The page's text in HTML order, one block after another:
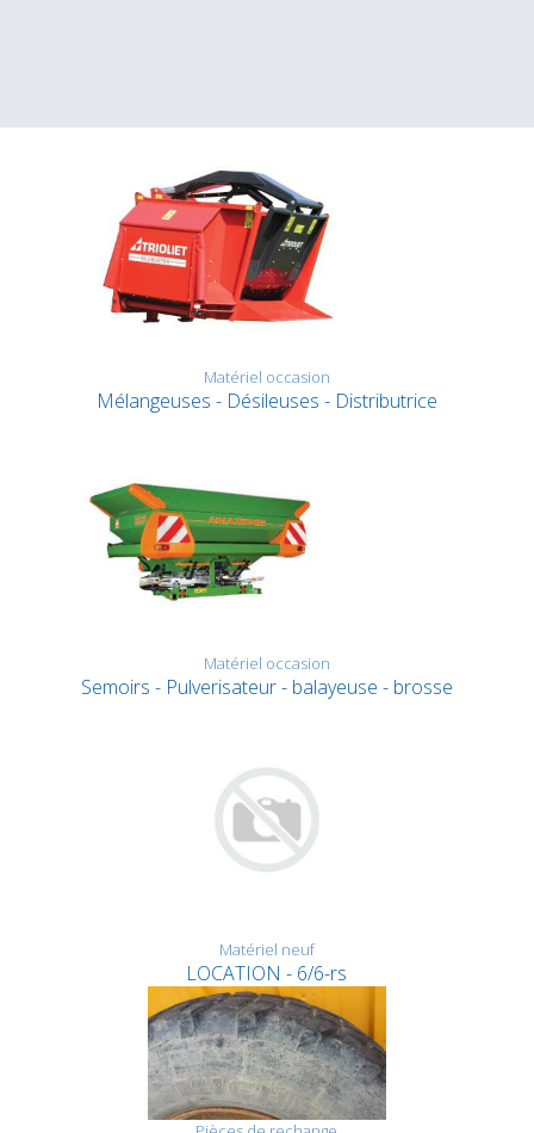
Matériel occasion
Mélangeuses - Désileuses - Distributrice
Matériel occasion
Semoirs - Pulverisateur - balayeuse - brosse
Matériel neuf
LOCATION - 6/6-rs